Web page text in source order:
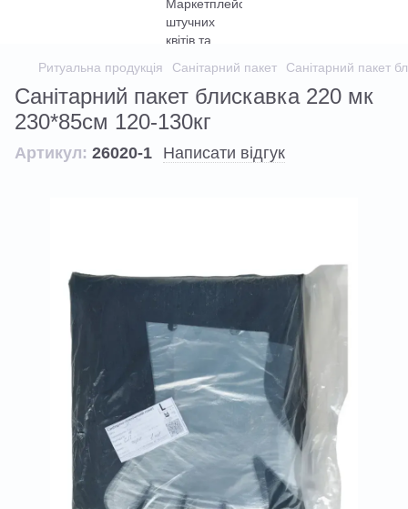
Ритуальна продукція Санітарний пакет Санітарний пакет
Санітарний пакет блискавка 220 мк
230*85см 120-130кг
Артикул: 26020-1 Написати відгук